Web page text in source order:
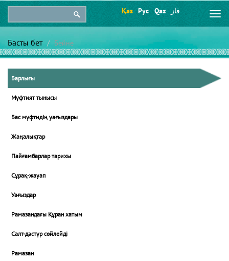
Қаз Рус Qaz قاز
Басты бет Бейне
Барлығы
Мүфтият тынысы
Бас мүфтидің уағыздары
Жаңалықтар
Пайғамбарлар тарихы
Сұрақ-жауап
Уағыздар
Рамазандағы Құран хатым
Салт-дәстүр сөйлейді
Рамазан